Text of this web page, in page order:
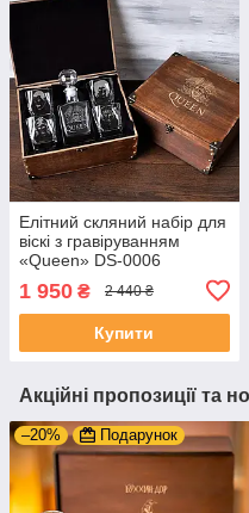
Елітний скляний набір для
віскі з гравіруванням
«Queen» DS-0006
1 950 ₴ 2 440 ₴
Купити
Акційні пропозиції та
–20% Подарунок